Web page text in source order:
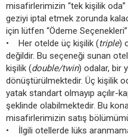
misafirlerimizin “tek kişilik
geziyi iptal etmek zorunda
için lütfen “Ödeme
• Her otelde üç kişilik (triple)
değildir. Bu seçeneği sunan
kişilik (double/twin) odalar, bir
dönüştürülmektedir. Üç kişilik
yatak standart olmayıp açılır-
şeklinde olabilmektedir. Bu
misafirlerimizin satış
• İlgili otellerde lüks